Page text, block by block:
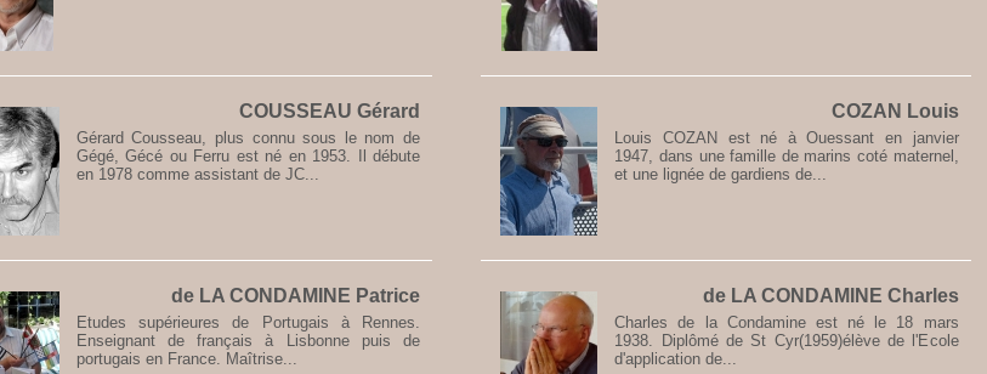
COUSSEAU Gérard
Gérard Cousseau, plus connu sous le nom de
Gégé, Gécé ou Ferru est né en 1953. Il débute
en 1978 comme assistant de JC...
COZAN Louis
Louis COZAN est né à Ouessant en janvier
1947, dans une famille de marins coté maternel,
et une lignée de gardiens de...
de LA CONDAMINE Patrice
Etudes supérieures de Portugais à Rennes.
Enseignant de français à Lisbonne puis de
portugais en France. Maîtrise...
de LA CONDAMINE Charles
Charles de la Condamine est né le 18 mars
1938. Diplômé de St Cyr(1959)élève de l'Ecole
d'application de...